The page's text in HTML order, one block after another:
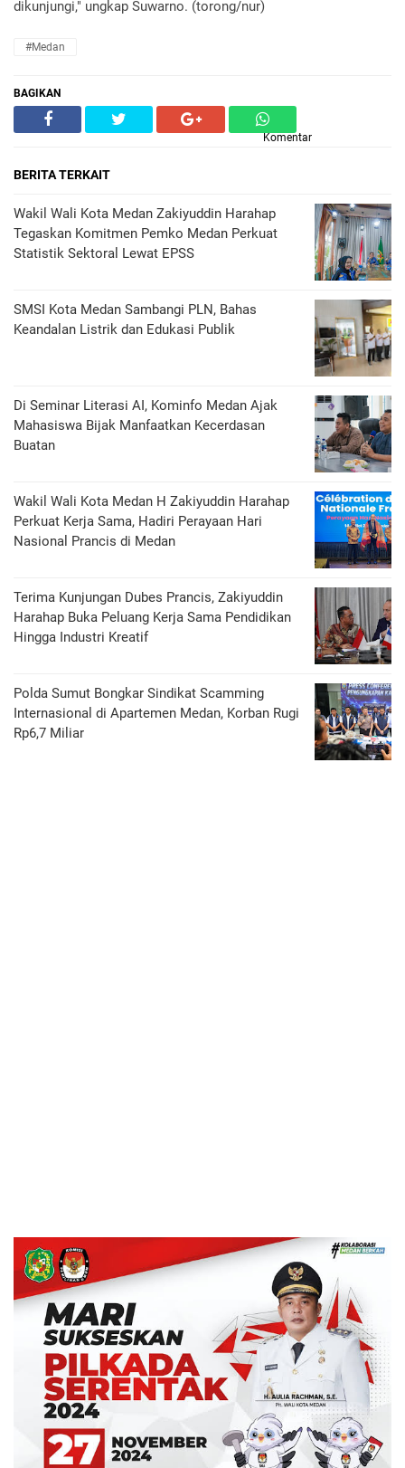
dikunjungi," ungkap Suwarno. (torong/nur)
#Medan
BAGIKAN
Komentar
BERITA TERKAIT
Wakil Wali Kota Medan Zakiyuddin Harahap
Tegaskan Komitmen Pemko Medan Perkuat
Statistik Sektoral Lewat EPSS
SMSI Kota Medan Sambangi PLN, Bahas
Keandalan Listrik dan Edukasi Publik
Di Seminar Literasi AI, Kominfo Medan Ajak
Mahasiswa Bijak Manfaatkan Kecerdasan
Buatan
Wakil Wali Kota Medan H Zakiyuddin Harahap
Perkuat Kerja Sama, Hadiri Perayaan Hari
Nasional Prancis di Medan
Terima Kunjungan Dubes Prancis, Zakiyuddin
Harahap Buka Peluang Kerja Sama Pendidikan
Hingga Industri Kreatif
Polda Sumut Bongkar Sindikat Scamming
Internasional di Apartemen Medan, Korban Rugi
Rp6,7 Miliar